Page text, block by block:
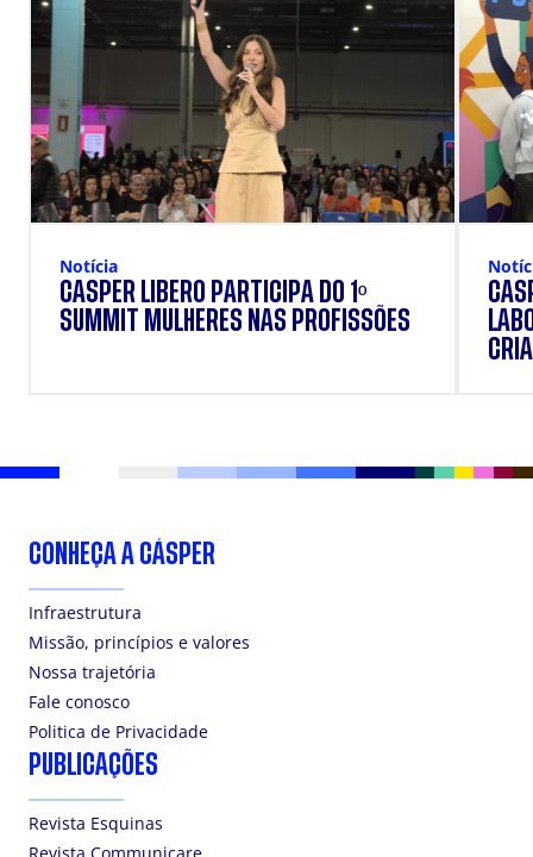
Notícia
CÁSPER LÍBERO PARTICIPA DO 1º
SUMMIT MULHERES NAS PROFISSÕES
CONHEÇA A CÁSPER
Infraestrutura
Missão, princípios e valores
Nossa trajetória
Fale conosco
Politica de Privacidade
PUBLICAÇÕES
Revista Esquinas